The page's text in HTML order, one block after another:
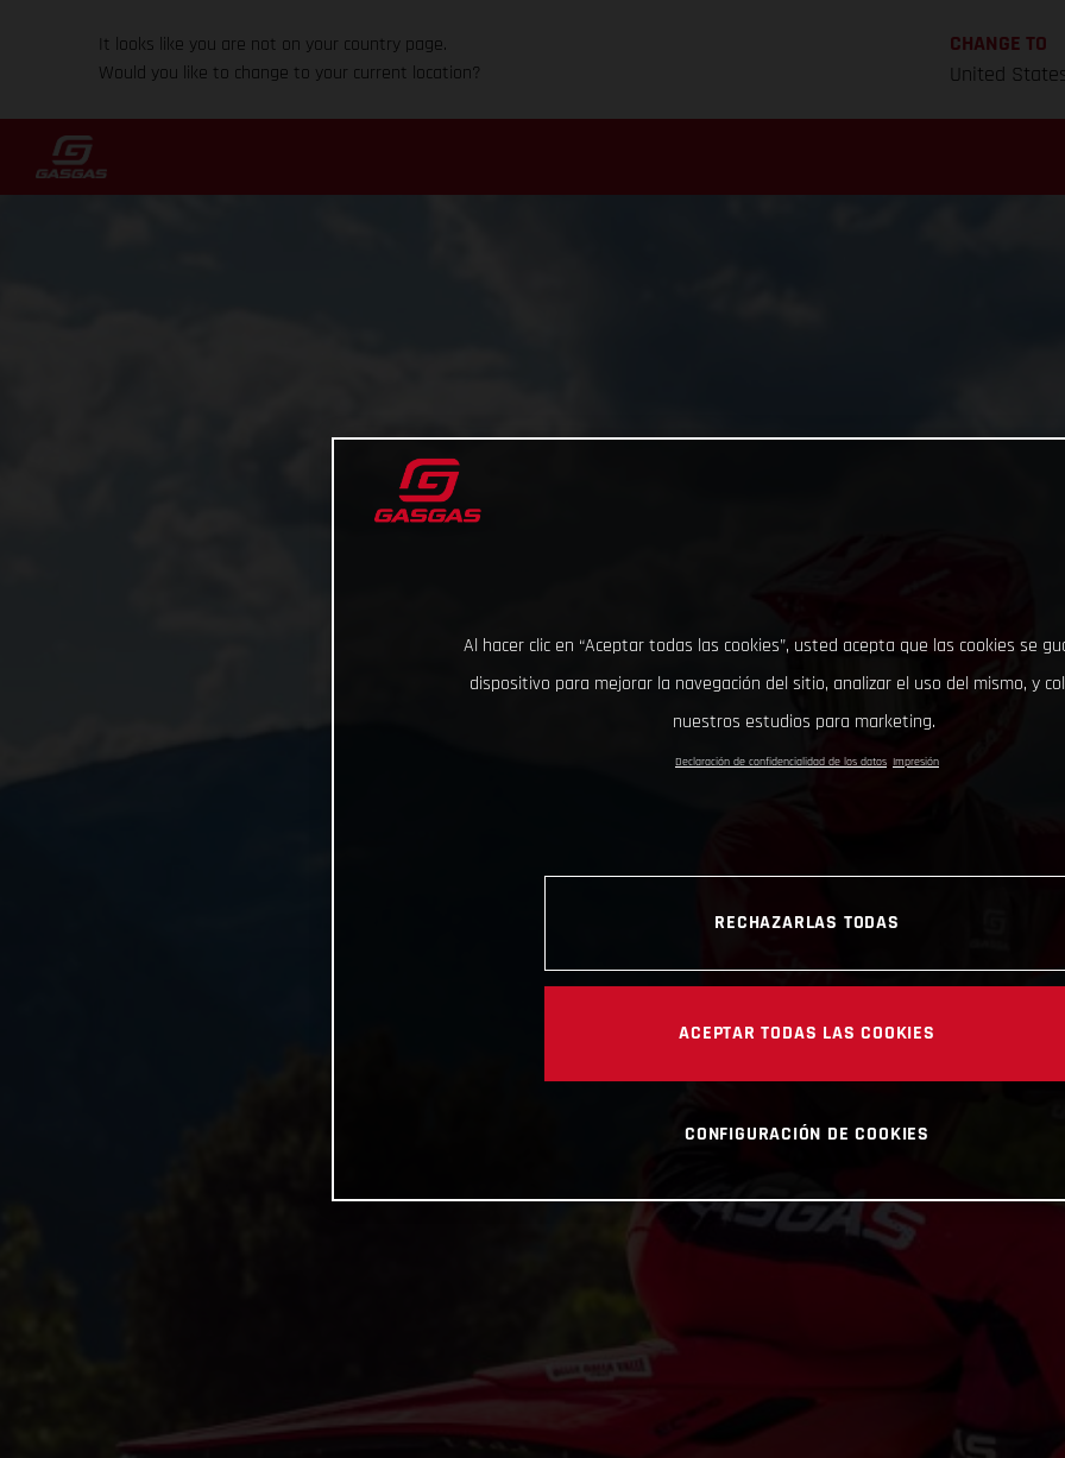
It looks like you are not on your country page.
Would you like to change to your current location?
CHANGE TO
United
Al hacer clic en “Aceptar todas las cookies”, usted acepta que las cookies se
dispositivo para mejorar la navegación del sitio, analizar el uso del mismo, y
nuestros estudios para marketing.
Declaración de confidencialidad de los datos Impresión
RECHAZARLAS TODAS
ACEPTAR TODAS LAS COOKIES
CONFIGURACIÓN DE COOKIES